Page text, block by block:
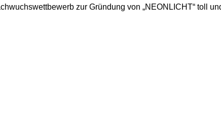
zur Gründung von „NEONLICHT“ toll